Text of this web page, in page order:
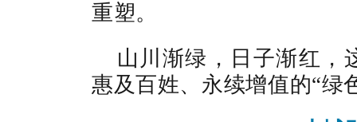
重塑。
山川渐绿，日子渐红，
惠及百姓、永续增值的“绿